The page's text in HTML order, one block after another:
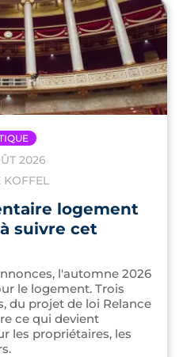
2026
KOFFEL
logement
suivre cet
l'automne 2026
le logement. Trois
du projet de loi Relance
ce qui devient
les propriétaires, les